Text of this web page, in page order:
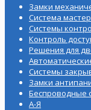
Замки
Система
Системы
Контроль
Решения для
Системы
Замки
Беспроводные
А-Я